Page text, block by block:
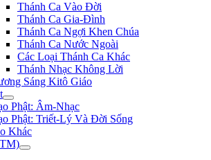
Thánh Ca Vào Đời
Thánh Ca Gia-Đình
Thánh Ca Ngợi Khen Chúa
Thánh Ca Nước Ngoài
Các Loại Thánh Ca Khác
Thánh Nhạc Không Lời
Sáng Kitô Giáo
Phật: Âm-Nhạc
Phật: Triết-Lý Và Đời Sống
Khác